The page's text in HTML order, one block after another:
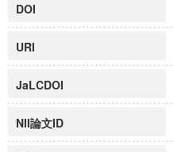
DOI
URI
JaLCDOI
NII論文ID